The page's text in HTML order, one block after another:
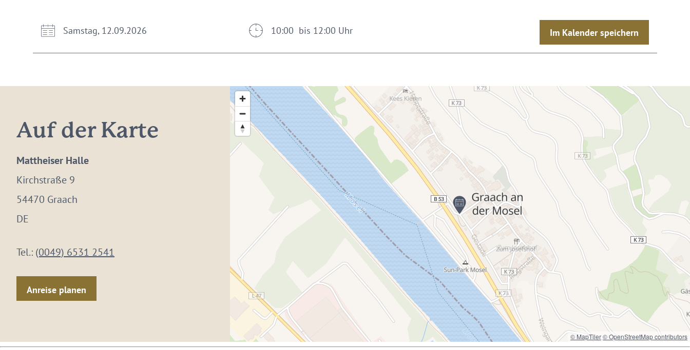
Samstag, 12.09.2026 10:00 bis 12:00 Uhr Im Kalender speichern
Auf der Karte
Mattheiser Halle
Kirchstraße 9
54470 Graach
DE
Tel.: (0049) 6531 2541
Anreise planen
© MapTiler© OpenStreetMap contributors